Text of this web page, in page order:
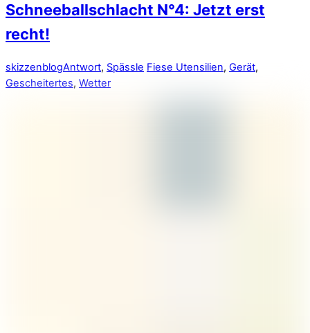
Schneeballschlacht N°4: Jetzt erst
recht!
skizzenblogAntwort, Spässle Fiese Utensilien, Gerät,
Gescheitertes, Wetter